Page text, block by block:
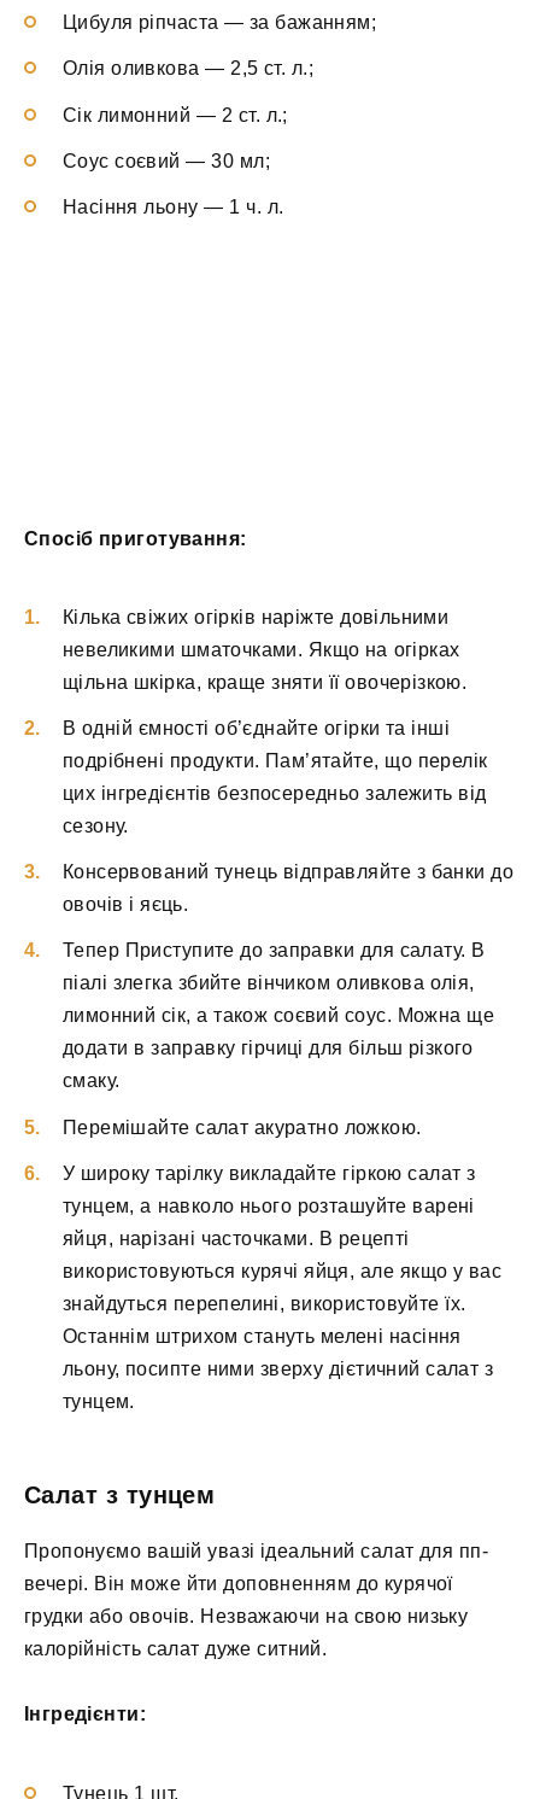
Цибуля ріпчаста — за бажанням;
Олія оливкова — 2,5 ст. л.;
Сік лимонний — 2 ст. л.;
Соус соєвий — 30 мл;
Насіння льону — 1 ч. л.
Спосіб приготування:
Кілька свіжих огірків наріжте довільними
невеликими шматочками. Якщо на огірках
щільна шкірка, краще зняти її овочерізкою.
В одній ємності об’єднайте огірки та інші
подрібнені продукти. Пам’ятайте, що перелік
цих інгредієнтів безпосередньо залежить від
сезону.
Консервований тунець відправляйте з банки до
овочів і яєць.
Тепер Приступите до заправки для салату. В
піалі злегка збийте вінчиком оливкова олія,
лимонний сік, а також соєвий соус. Можна ще
додати в заправку гірчиці для більш різкого
смаку.
Перемішайте салат акуратно ложкою.
У широку тарілку викладайте гіркою салат з
тунцем, а навколо нього розташуйте варені
яйця, нарізані часточками. В рецепті
використовуються курячі яйця, але якщо у вас
знайдуться перепелині, використовуйте їх.
Останнім штрихом стануть мелені насіння
льону, посипте ними зверху дієтичний салат з
тунцем.
Салат з тунцем
Пропонуємо вашій увазі ідеальний салат для пп-
вечері. Він може йти доповненням до курячої
грудки або овочів. Незважаючи на свою низьку
калорійність салат дуже ситний.
Інгредієнти:
Тунець 1 шт.